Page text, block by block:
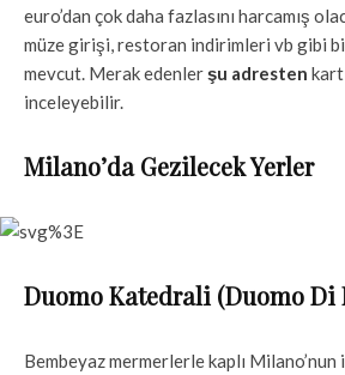
euro’dan çok daha fazlasını harcamış
müze girişi, restoran indirimleri vb gibi
mevcut. Merak edenlerşu adresten
inceleyebilir.
Milano’da Gezilecek Yerler
Duomo Katedrali (Duomo Di
Bembeyaz mermerlerle kaplı